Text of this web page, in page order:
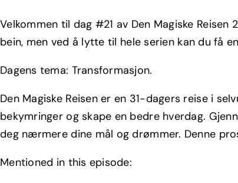
Velkommen til dag #21 av Den Magiske
bein, men ved å lytte til hele serien kan du få
Dagens tema: Transformasjon.
Den Magiske Reisen er en 31-dagers reise i
bekymringer og skape en bedre hverdag.
deg nærmere dine mål og drømmer. Denne
Mentioned in this episode: